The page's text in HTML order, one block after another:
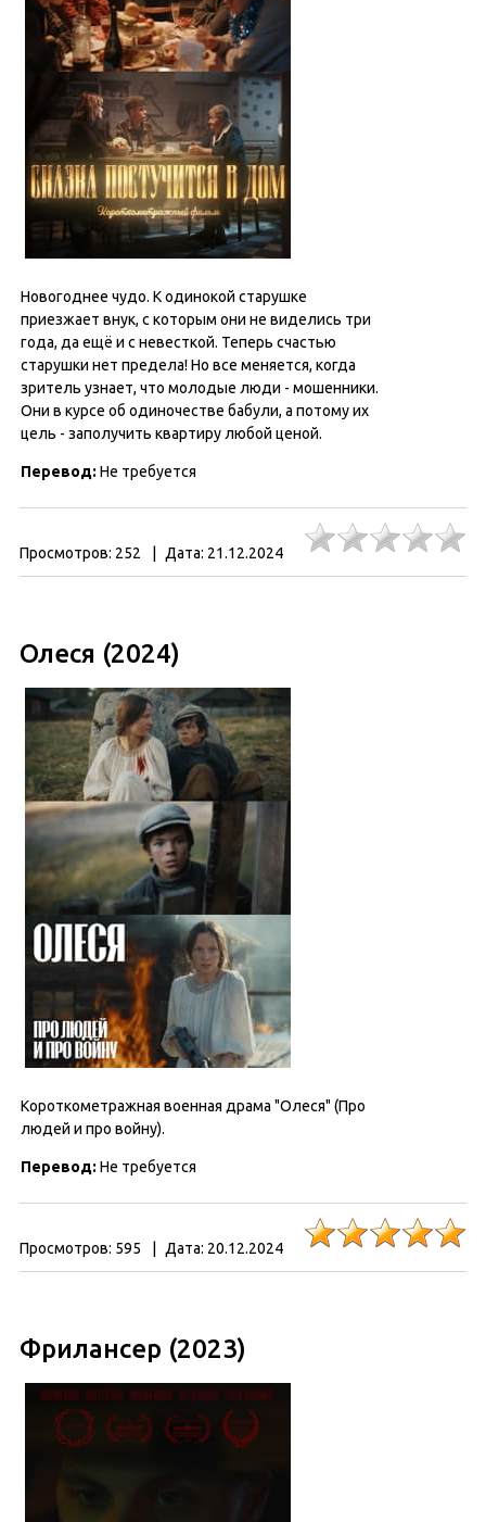
Новогоднее чудо. К одинокой старушке
приезжает внук, с которым они не виделись три
года, да ещё и с невесткой. Теперь счастью
старушки нет предела! Но все меняется, когда
зритель узнает, что молодые люди - мошенники.
Они в курсе об одиночестве бабули, а потому их
цель - заполучить квартиру любой ценой.
Перевод: Не требуется
Просмотров: 252 Дата: 21.12.2024
Олеся (2024)
Короткометражная военная драма "Олеся" (Про
людей и про войну).
Перевод: Не требуется
Просмотров: 595 Дата: 20.12.2024
Фрилансер (2023)